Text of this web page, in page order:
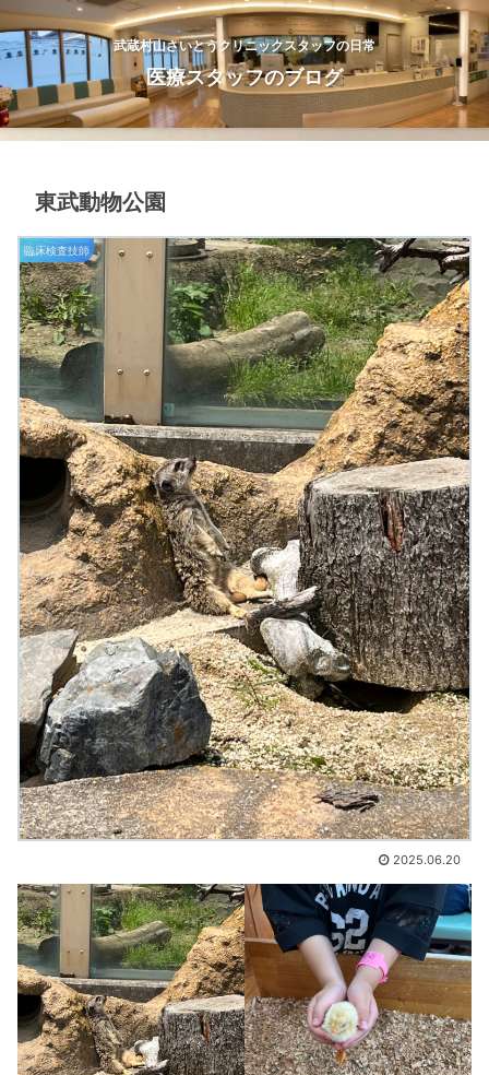
武蔵村山さいとうクリニックスタッフの日常
医療スタッフのブログ
東武動物公園
臨床検査技師
2025.06.20